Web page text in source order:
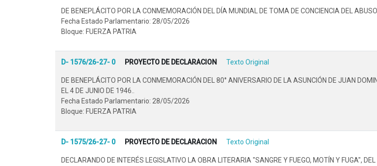
DE BENEPLÁCITO POR LA CONMEMORACIÓN DEL DÍA MUNDIAL DE TOMA DE CONCIENCIA DEL
Fecha Estado Parlamentario: 28/05/2026
Bloque: FUERZA PATRIA
D- 1576/26-27- 0 PROYECTO DE DECLARACION Texto Original
DE BENEPLÁCITO POR LA CONMEMORACIÓN DEL 80° ANIVERSARIO DE LA ASUNCIÓN DE JUAN
EL 4 DE JUNIO DE 1946..
Fecha Estado Parlamentario: 28/05/2026
Bloque: FUERZA PATRIA
D- 1575/26-27- 0 PROYECTO DE DECLARACION Texto Original
DECLARANDO DE INTERÉS LEGISLATIVO LA OBRA LITERARIA "SANGRE Y FUEGO, MOTÍN Y FUGA",